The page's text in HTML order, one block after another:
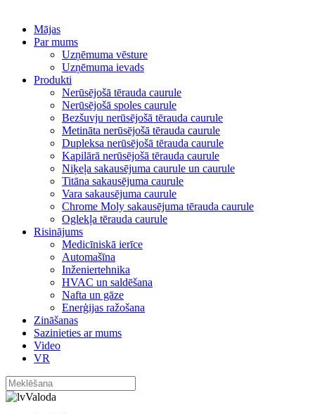
Mājas
Par mums
Uzņēmuma vēsture
Uzņēmuma ievads
Produkti
Nerūsējošā tērauda caurule
Nerūsējošā spoles caurule
Bezšuvju nerūsējošā tērauda caurule
Metināta nerūsējošā tērauda caurule
Dupleksa nerūsējošā tērauda caurule
Kapilārā nerūsējošā tērauda caurule
Niķeļa sakausējuma caurule un caurule
Titāna sakausējuma caurule
Vara sakausējuma caurule
Chrome Moly sakausējuma tērauda caurule
Oglekļa tērauda caurule
Risinājums
Medicīniskā ierīce
Automašīna
Inženiertehnika
HVAC un saldēšana
Nafta un gāze
Enerģijas ražošana
Zināšanas
Sazinieties ar mums
Video
VR
Valoda